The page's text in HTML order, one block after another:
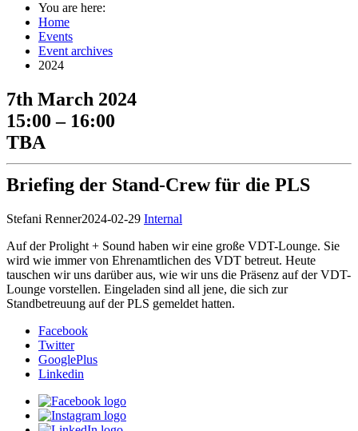
You are here:
Home
Events
Event archives
2024
7th March 2024
15:00 – 16:00
TBA
Briefing der Stand-Crew für die PLS
Stefani Renner2024-02-29 Internal
Auf der Prolight + Sound haben wir eine große VDT-Lounge. Sie
wird wie immer von Ehrenamtlichen des VDT betreut. Heute
tauschen wir uns darüber aus, wie wir uns die Präsenz auf der VDT-
Lounge vorstellen. Eingeladen sind all jene, die sich zur
Standbetreuung auf der PLS gemeldet hatten.
Facebook
Twitter
GooglePlus
Linkedin